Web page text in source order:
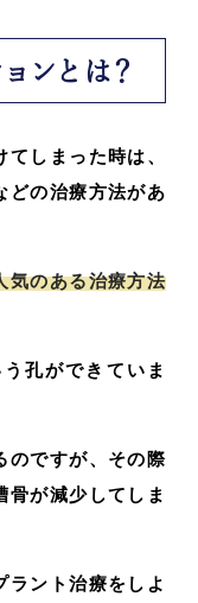
ンとは？
しまった時は、
どの治療方法があ
気のある治療方法
孔ができていま
のですが、その際
骨が減少してしま
ラント治療をしよ